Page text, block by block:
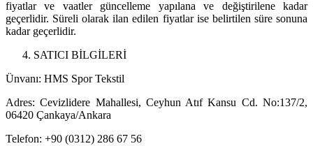
fiyatlar ve vaatler güncelleme yapılana ve değiştirilene kadar
geçerlidir. Süreli olarak ilan edilen fiyatlar ise belirtilen süre sonuna
kadar geçerlidir.
SATICI BİLGİLERİ
Ünvanı: HMS Spor Tekstil
Adres:Cevizlidere Mahallesi, Ceyhun Atıf Kansu Cd. No:137/2,
06420 Çankaya/Ankara
Telefon: +90 (0312) 286 67 56